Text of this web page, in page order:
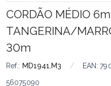
CORDÃO MÉDIO
TANGERINA/
30m
Ref.: MD1941.M3 / EAN:
56075090